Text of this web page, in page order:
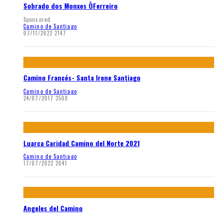
Sobrado dos Monxes ÒFerreiro
Sponsored
Camino de Santiago
07/11/2022 2147
Camino Francés- Santa Irene Santiago
Camino de Santiago
24/07/2017 3508
Luarca Caridad Camino del Norte 2021
Camino de Santiago
17/07/2022 2641
Angeles del Camino